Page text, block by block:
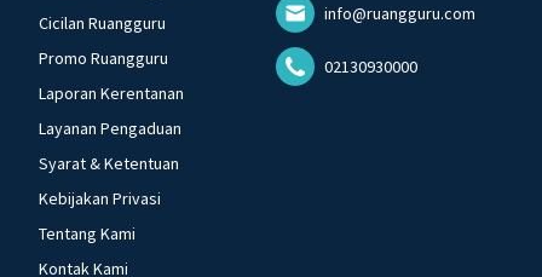
Cicilan Ruangguru
Promo Ruangguru
Laporan Kerentanan
Layanan Pengaduan
Syarat & Ketentuan
Kebijakan Privasi
Tentang Kami
Kontak Kami
info@ruangguru.com
02130930000